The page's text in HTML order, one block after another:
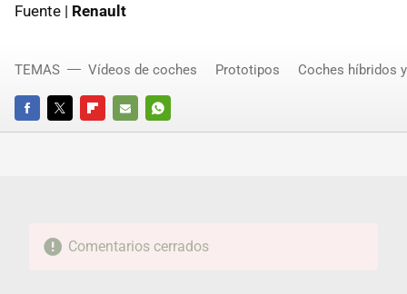
Fuente | Renault
FACEBOOKTWITTERFLIPBOARD
E-
WHATSAPP
TEMAS Vídeos de coches Prototipos Coches híbridos
Comentarios cerrados